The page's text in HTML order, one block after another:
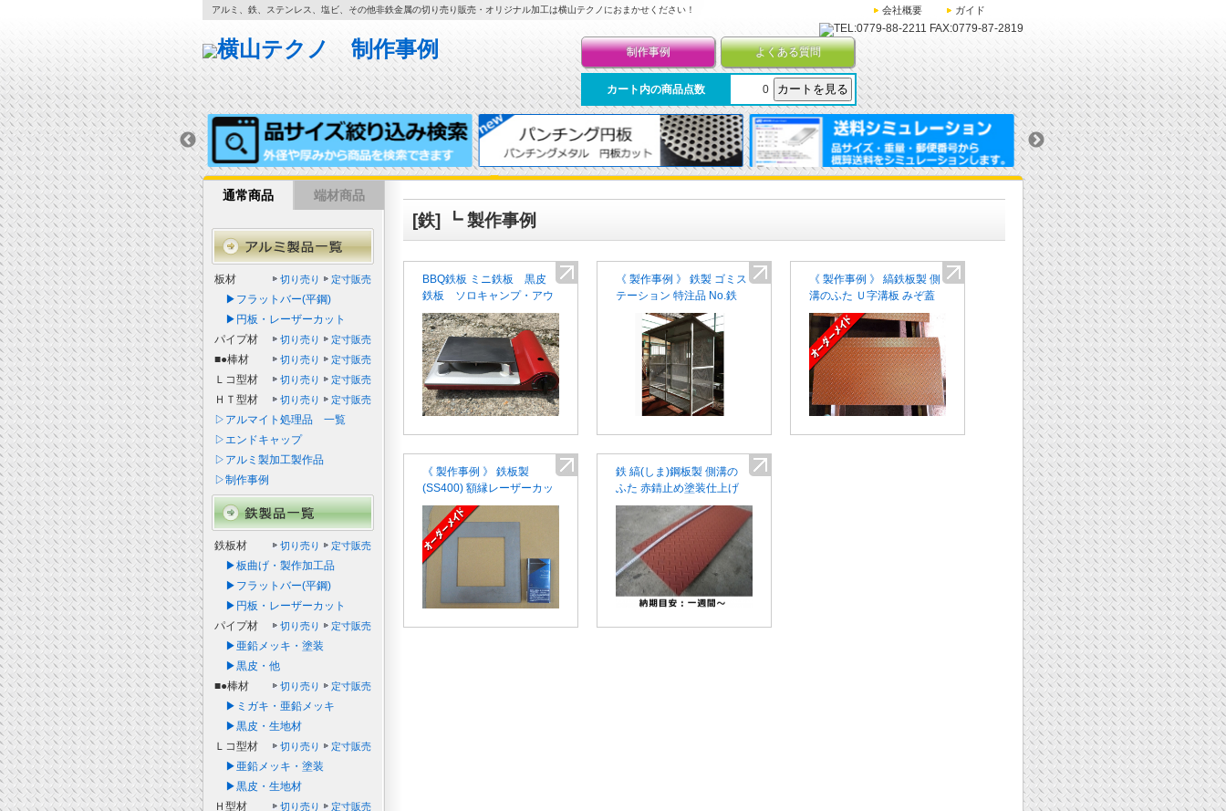
アルミ、鉄、ステンレス、塩ビ、その他非鉄金属の切り売り販売・オリジナル加工は横山テクノにおまかせください！ 会社概要 ガイド
制作事例 よくある質問
カート内の商品点数 0
[鉄] ┗ 製作事例
BBQ鉄板 ミニ鉄板 黒皮
鉄板 ソロキャンプ・アウ
トドアに！ 自作鉄板 バ
ーベキュー テッパン
6mm 4.5mm
《 製作事例 》 鉄製 ゴミス
テーション 特注品 No.鉄
010-318
《 製作事例 》 縞鉄板製 側
溝のふた Ｕ字溝板 みぞ蓋
段差 スロープ 特注品 No.
鉄009-299
《 製作事例 》 鉄板製
(SS400) 額縁レーザーカッ
ト No.鉄007-291
鉄 縞(しま)鋼板製 側溝の
ふた 赤錆止め塗装仕上げ
みぞ蓋 段差 スロープ オー
ダーメイド品
通常商品 端材商品
板材 切り売り 定寸販売
▶フラットバー(平鋼)
▶円板・レーザーカット
パイプ材
切り売り 定寸販売
■●棒材 切り売り 定寸販売
Ｌコ型材 切り売り 定寸販売
ＨＴ型材 切り売り 定寸販売
▷アルマイト処理品 一覧
▷エンドキャップ
▷アルミ製加工製作品
▷制作事例
鉄板材 切り売り 定寸販売
▶板曲げ・製作加工品
▶フラットバー(平鋼)
▶円板・レーザーカット
パイプ材
切り売り 定寸販売
▶亜鉛メッキ・塗装
▶黒皮・他
■●棒材
切り売り 定寸販売
▶ミガキ・亜鉛メッキ
▶黒皮・生地材
Ｌコ型材
切り売り 定寸販売
▶亜鉛メッキ・塗装
▶黒皮・生地材
Ｈ型材
切り売り 定寸販売